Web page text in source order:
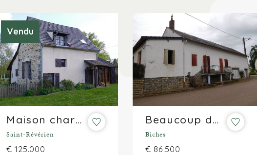
Vendu
Maison charmante avec vue sur 1.400m²
Saint-Révérien
€ 125.000
Beaucoup de potentiel sur plus de 1.000m²
Biches
€ 86.500